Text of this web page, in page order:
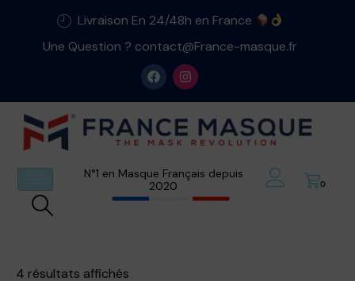
Livraison En 24/48h en France
Une Question ? contact@France-masque.fr
N°1 en Masque Français depuis
2020
0
4 résultats affichés